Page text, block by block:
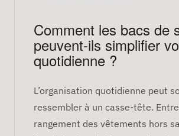
Comment les bacs de
peuvent-ils simplifier
quotidienne ?
L’organisation quotidienne peut
ressembler à un casse-tête.
rangement des vêtements hors